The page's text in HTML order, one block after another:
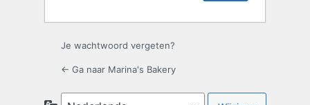
Je wachtwoord vergeten?
← Ga naar Marina's Bakery